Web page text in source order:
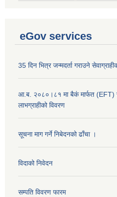
eGov services
35 दिन भित्र जन्मदर्ता गराउने
आ.ब. २०८०।८१ मा बैकं मार्फत (EFT)
लाभग्राहीको विवरण
सूचना माग गर्ने निबेदनको ढाँचा ।
विदाको निवेदन
सम्पति विवरण फारम